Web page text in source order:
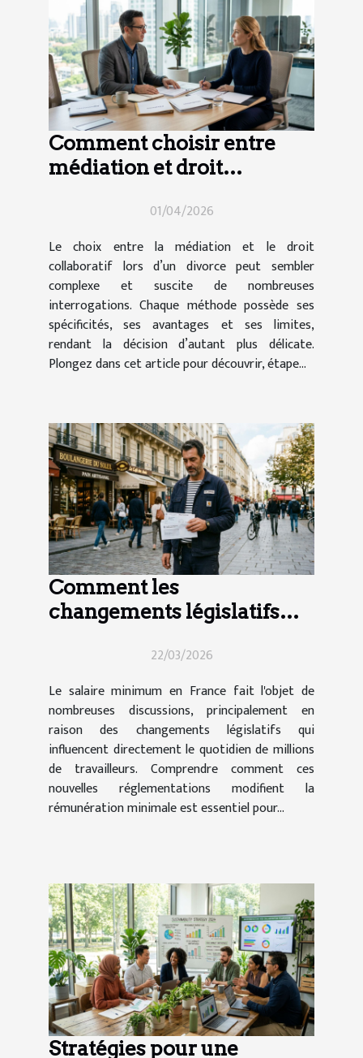
Comment choisir entre
médiation et droit
01/04/2026
Le choix entre la médiation et le droit
collaboratif lors d’un divorce peut sembler
complexe et suscite de nombreuses
interrogations. Chaque méthode possède ses
spécificités, ses avantages et ses limites,
rendant la décision d’autant plus délicate.
Plongez dans cet article pour découvrir, étape...
Comment les
changements législatifs
minimum en France ?
22/03/2026
Le salaire minimum en France fait l'objet de
nombreuses discussions, principalement en
raison des changements législatifs qui
influencent directement le quotidien de millions
de travailleurs. Comprendre comment ces
nouvelles réglementations modifient la
rémunération minimale est essentiel pour...
Stratégies pour une